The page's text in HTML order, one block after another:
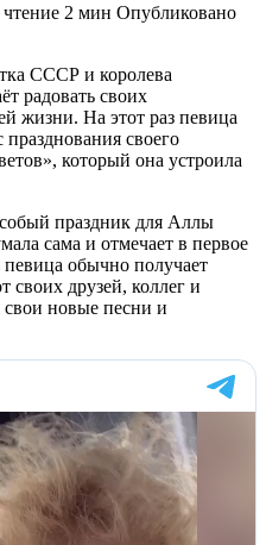
2 мин Опубликовано
СССР и королева
радовать своих
жизни. На этот раз певица
своего
который она устроила
праздник для Аллы
сама и отмечает в первое
певица обычно получает
своих друзей, коллег и
новые песни и